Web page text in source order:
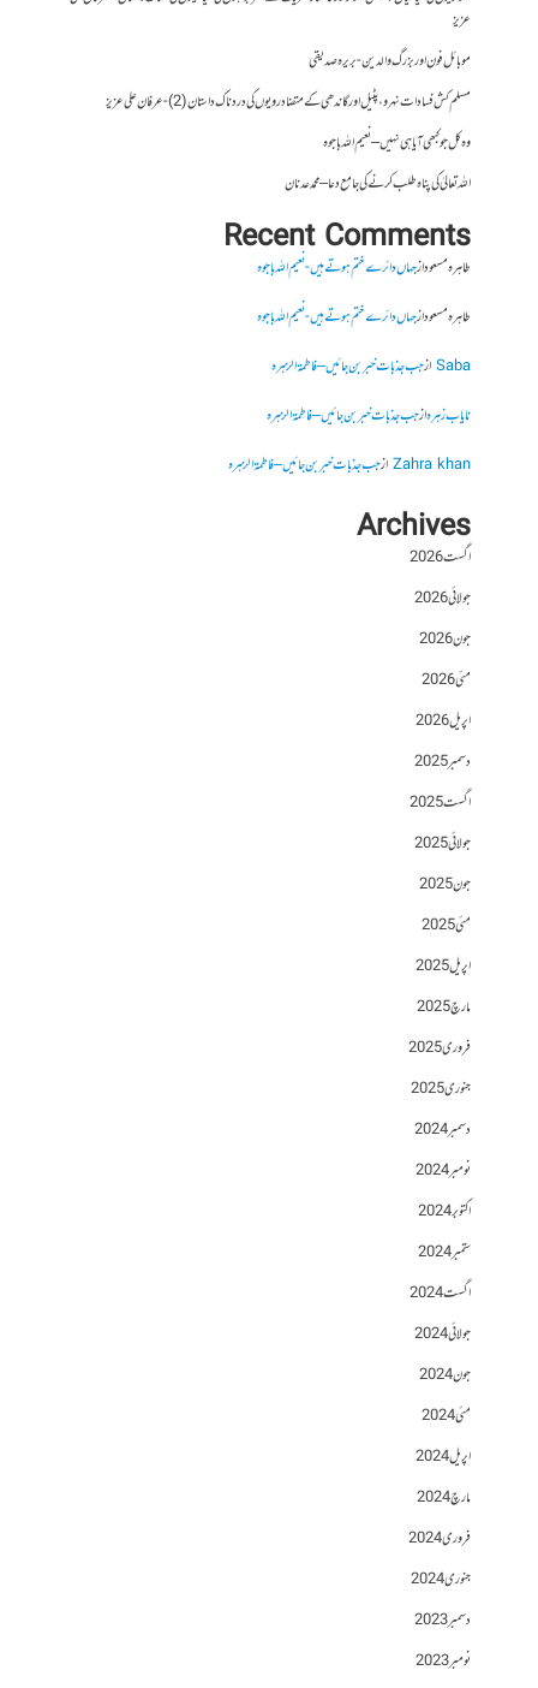
عزیز
موبائل فون اور بزرگ والدین- بریرہ صدیقی
مسلم کش فسادات نہرو، پٹیل اور گاندھی کے متضاد رویوں کی درد ناک داستان (2)- عرفان علی عزیز
وہ کل جو کبھی آیا ہی نہیں – نعیم اللہ باجوہ
اللہ تعالیٰ کی پناہ طلب کرنے کی جامع دعا – محمد عدنان
Recent Comments
طاہرہ مسعودازجہاں دائرے ختم ہوتے ہیں- نعیم اللہ باجوہ
طاہرہ مسعودازجہاں دائرے ختم ہوتے ہیں- نعیم اللہ باجوہ
Sabaازجب جذبات خبر بن جائیں – فاطمۃالزہرہ
نایاب زہرہازجب جذبات خبر بن جائیں – فاطمۃالزہرہ
Zahra khanازجب جذبات خبر بن جائیں – فاطمۃالزہرہ
Archives
اگست 2026
جولائی 2026
جون 2026
مئی 2026
اپریل 2026
دسمبر 2025
اگست 2025
جولائی 2025
جون 2025
مئی 2025
اپریل 2025
مارچ 2025
فروری 2025
جنوری 2025
دسمبر 2024
نومبر 2024
اکتوبر 2024
ستمبر 2024
اگست 2024
جولائی 2024
جون 2024
مئی 2024
اپریل 2024
مارچ 2024
فروری 2024
جنوری 2024
دسمبر 2023
نومبر 2023